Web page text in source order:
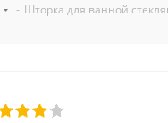
- Шторка для ванной